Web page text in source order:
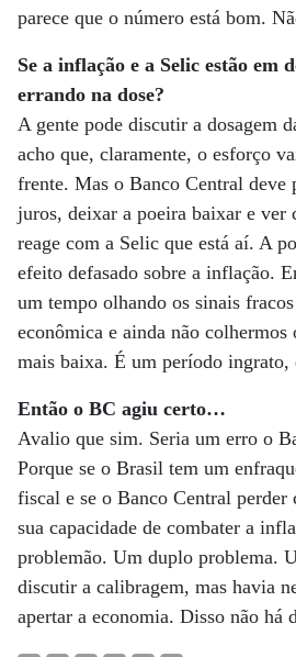
parece que o número está bom.
Se a inflação e a Selic estão em
errando na dose?
A gente pode discutir a dosagem
acho que, claramente, o esforço
frente. Mas o Banco Central deve
juros, deixar a poeira baixar e ver
reage com a Selic que está aí. A
efeito defasado sobre a in­flação.
um tempo olhando os sinais
econômica e ainda não
mais baixa. É um período
Então o BC agiu certo…
Avalio que sim. Seria um erro o
Porque se o Brasil tem um
fiscal e se o Banco Central
sua capacidade de combater a
problemão. Um duplo problema.
discutir a calibragem, mas havia
apertar a economia. Disso não há